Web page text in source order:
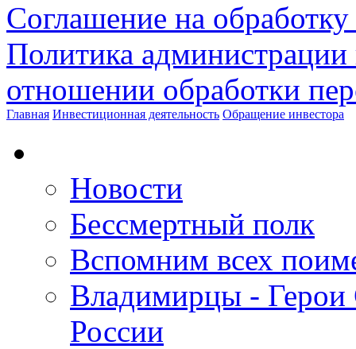
Соглашение на
Политика
отношении обработки
Главная Инвестиционная деятельность Обращение инвестора
Новости
Бессмертный полк
Вспомним всех
Владимирцы - Герои
России